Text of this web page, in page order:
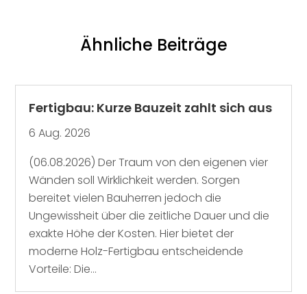
Ähnliche Beiträge
Fertigbau: Kurze Bauzeit zahlt sich aus
6 Aug. 2026
(06.08.2026) Der Traum von den eigenen vier
Wänden soll Wirklichkeit werden. Sorgen
bereitet vielen Bauherren jedoch die
Ungewissheit über die zeitliche Dauer und die
exakte Höhe der Kosten. Hier bietet der
moderne Holz-Fertigbau entscheidende
Vorteile: Die...